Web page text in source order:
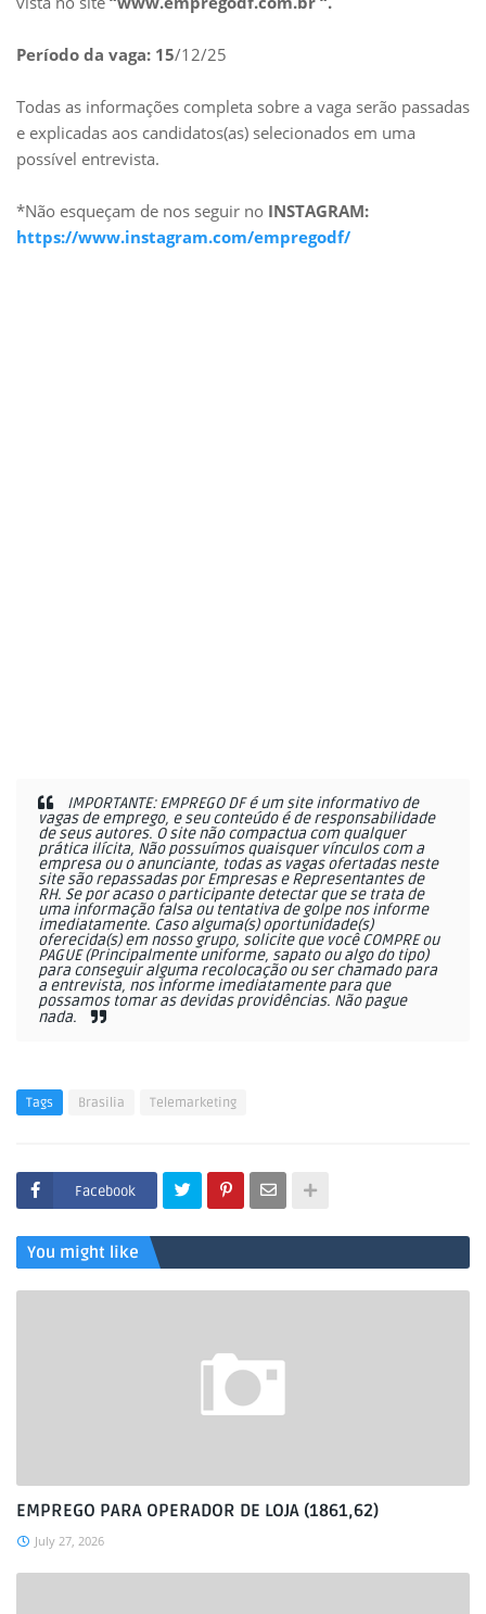
Período da vaga: 15/12/25
Todas as informações completa sobre a vaga serão passadas
e explicadas aos candidatos(as) selecionados em uma
possível entrevista.
*Não esqueçam de nos seguir no INSTAGRAM:
https://www.instagram.com/empregodf/
IMPORTANTE: EMPREGO DF é um site informativo de
vagas de emprego, e seu conteúdo é de responsabilidade
de seus autores. O site não compactua com qualquer
prática ilícita, Não possuímos quaisquer vínculos com a
empresa ou o anunciante, todas as vagas ofertadas neste
site são repassadas por Empresas e Representantes de
RH. Se por acaso o participante detectar que se trata de
uma informação falsa ou tentativa de golpe nos informe
imediatamente. Caso alguma(s) oportunidade(s)
oferecida(s) em nosso grupo, solicite que você COMPRE ou
PAGUE (Principalmente uniforme, sapato ou algo do tipo)
para conseguir alguma recolocação ou ser chamado para
a entrevista, nos informe imediatamente para que
possamos tomar as devidas providências. Não pague
nada.
Tags Brasilia Telemarketing
Facebook
You might like
EMPREGO PARA OPERADOR DE LOJA (1861,62)
July 27, 2026